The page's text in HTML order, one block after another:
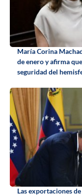
María Corina
de enero y afirma
seguridad del
Las exportaciones